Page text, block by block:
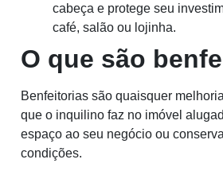
cabeça e protege seu
café, salão ou lojinha.
O que são
Benfeitorias são quaisquer
que o inquilino faz no imóvel
espaço ao seu negócio ou
condições.